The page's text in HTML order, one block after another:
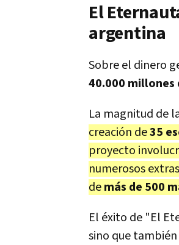
El
argentina
Sobre el dinero
40.000 millones
La magnitud de
creación de35
proyecto
numerosos
demás de 500
El éxito de "El
sino que